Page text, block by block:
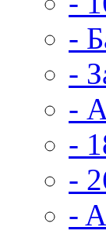
-
-
-
-
-
-